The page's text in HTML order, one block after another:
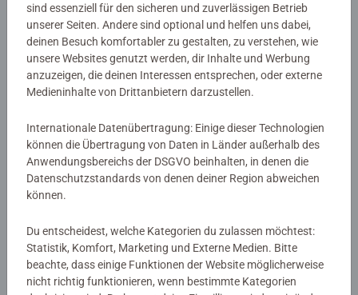
Das 200-Teile-Fotopuzzle
lässt sich schnell und einfach
legen. Nach und nach wächst dein Motiv zusammen.
Dabei reiht sich ein kleinesErfolgserlebnisan das andere.
sind essenziell für den sicheren und zuverlässigen Betrieb
unserer Seiten. Andere sind optional und helfen uns dabei,
deinen Besuch komfortabler zu gestalten, zu verstehen, wie
unsere Websites genutzt werden, dir Inhalte und Werbung
anzuzeigen, die deinen Interessen entsprechen, oder externe
Medieninhalte von Drittanbietern darzustellen.
Internationale Datenübertragung: Einige dieser Technologien
können die Übertragung von Daten in Länder außerhalb des
Anwendungsbereichs der DSGVO beinhalten, in denen die
Datenschutzstandards von denen deiner Region abweichen
können.
Du entscheidest, welche Kategorien du zulassen möchtest:
Statistik, Komfort, Marketing und Externe Medien. Bitte
beachte, dass einige Funktionen der Website möglicherweise
nicht richtig funktionieren, wenn bestimmte Kategorien